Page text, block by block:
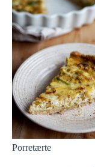
Porretærte